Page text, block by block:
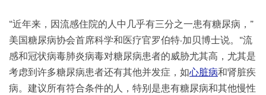
“近年来，因流感住院的人中几乎有三分之一患有糖尿病，”
美国糖尿病协会首席科学和医疗官罗伯特·加贝博士说。“流
感和冠状病毒肺炎病毒对糖尿病患者的威胁尤其高，尤其是
考虑到许多糖尿病患者还有其他并发症，如心脏病和肾脏疾
病。建议所有符合条件的人，特别是患有糖尿病和其他慢性